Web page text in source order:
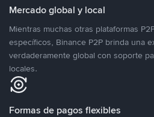
Mercado global y local
Mientras muchas otras plataformas
específicos, Binance P2P brinda una
verdaderamente global con soporte
locales.
Formas de pagos flexibles